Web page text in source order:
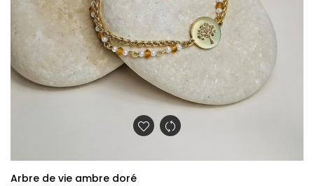
Arbre de vie ambre doré